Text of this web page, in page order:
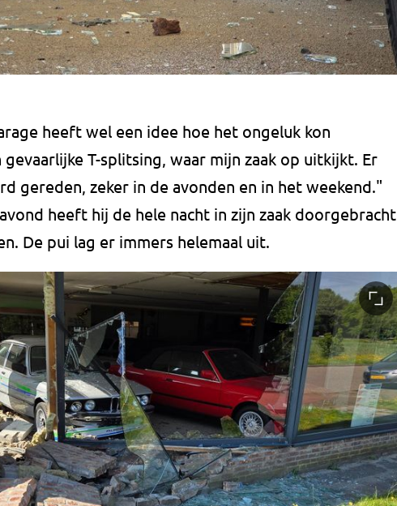
heeft wel een idee hoe het ongeluk kon
T-splitsing, waar mijn zaak op uitkijkt. Er
gereden, zeker in de avonden en in het weekend."
heeft hij de hele nacht in zijn zaak doorgebracht
De pui lag er immers helemaal uit.